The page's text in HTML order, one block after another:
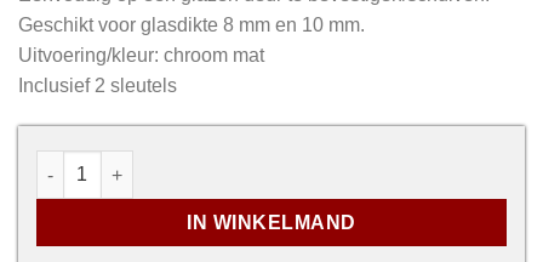
Geschikt voor glasdikte 8 mm en 10 mm.
Uitvoering/kleur: chroom mat
Inclusief 2 sleutels
Opschuifslot met cilinder aantal
IN WINKELMAND